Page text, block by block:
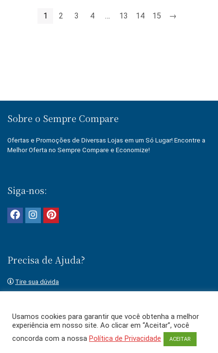
1 2 3 4 … 13 14 15 →
Sobre o Sempre Compare
Ofertas e Promoções de Diversas Lojas em um Só Lugar! Encontre a
Melhor Oferta no Sempre Compare e Economize!
Siga-nos:
Precisa de Ajuda?
Tire sua dúvida
Usamos cookies para garantir que você obtenha a melhor
experiência em nosso site. Ao clicar em “Aceitar”, você
concorda com a nossa Política de Privacidade ACEITAR